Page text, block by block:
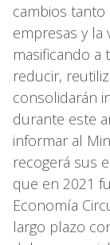
cambios
empresas y la
masificando a
reducir,
consolidarán
durante este
informar al
recogerá sus
que en 2021
Economía
largo plazo